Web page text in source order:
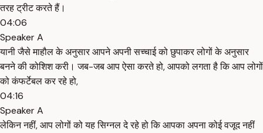
तरह ट्रीट करते हैं।
04:06
Speaker A
यानी जैसे माहौल के अनुसार आपने अपनी सच्चाई को छुपाकर लोगों के अनुसार
बनने की कोशिश करी। जब-जब आप ऐसा करते हो, आपको लगता है कि आप लोगों
को कंफर्टेबल कर रहे हो,
04:16
Speaker A
लेकिन नहीं, आप लोगों को यह सिग्नल दे रहे हो कि आपका अपना कोई वजूद नहीं